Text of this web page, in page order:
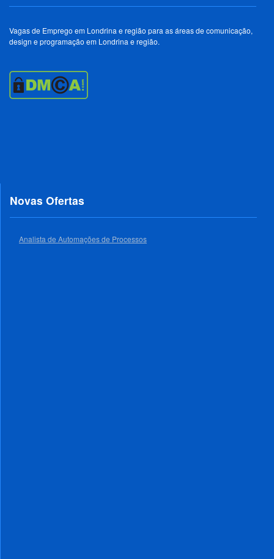
Vagas de Emprego em Londrina e região para as áreas de comunicação,
design e programação em Londrina e região.
Novas Ofertas
Analista de Automações de Processos